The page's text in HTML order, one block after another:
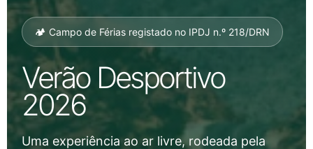
🏕️ Campo de Férias registado no IPDJ n.º 218/DRN
Verão Desportivo
2026
Uma experiência ao ar livre, rodeada pela